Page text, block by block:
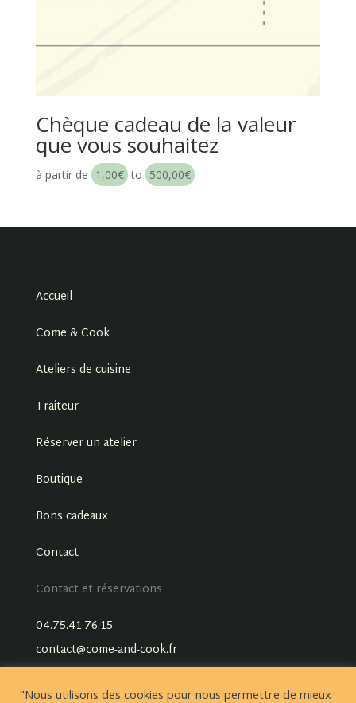
Chèque cadeau de la valeur
que vous souhaitez
à partir de 1,00€ to 500,00€
Accueil
Come & Cook
Ateliers de cuisine
Traiteur
Réserver un atelier
Boutique
Bons cadeaux
Contact
Contact et réservations
04.75.41.76.15
contact@come-and-cook.fr
"Nous utilisons des cookies pour nous permettre de mieux